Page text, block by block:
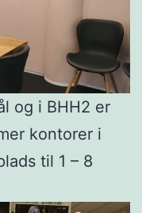
og i BHH2 er
kontorer i
til 1 – 8